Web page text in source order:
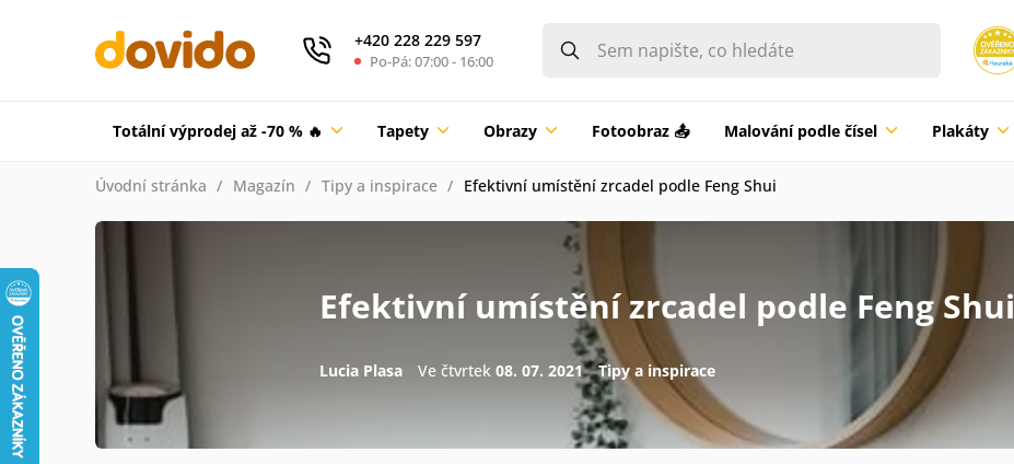
+420 228 229 597
Po-Pá: 07:00 - 16:00
Totální výprodej až -70 % 🔥 Tapety Obrazy Fotoobraz 📤 Malování podle čísel Plakáty
Úvodní stránka Magazín Tipy a inspirace Efektivní umístění zrcadel podle Feng Shui
Efektivní umístění zrcadel podle Feng Shui
Lucia Plasa Ve čtvrtek 08. 07. 2021 Tipy a inspirace